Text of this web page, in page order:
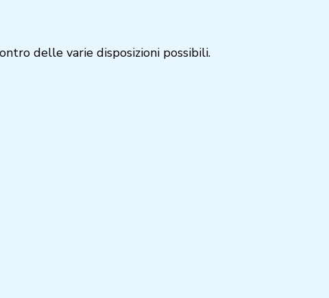
delle varie disposizioni possibili.